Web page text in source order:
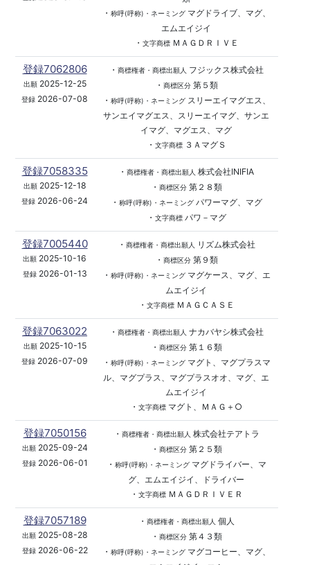
・ 称呼(呼称)・ネーミングマグドライブ、マグ、
エムエイジイ
・ 文字商標ＭＡＧＤＲＩＶＥ
登録7062806
出願2025-12-25
登録 2026-07-08
・ 商標権者・商標出願人
フジックス株式会社
・ 商標区分第５類
・ 称呼(呼称)・ネーミングスリーエイマグエス、
サンエイマグエス、スリーエイマグ、サンエ
イマグ、マグエス、マグ
・ 文字商標３ＡマグＳ
登録7058335
出願2025-12-18
登録 2026-06-24
・ 商標権者・商標出願人 株式会社INIFIA
・ 商標区分第２８類
・ 称呼(呼称)・ネーミングパワーマグ、マグ
・ 文字商標パワ－マグ
登録7005440
出願 2025-10-16
登録2026-01-13
・ 商標権者・商標出願人
リズム株式会社
・ 商標区分第９類
・ 称呼(呼称)・ネーミングマグケース、マグ、エ
ムエイジイ
・ 文字商標ＭＡＧＣＡＳＥ
登録7063022
出願2025-10-15
登録 2026-07-09
・ 商標権者・商標出願人 ナカバヤシ株式会社
・ 商標区分第１６類
・ 称呼(呼称)・ネーミングマグト、マグプラスマ
ル、マグプラス、マグプラスオオ、マグ、エ
ムエイジイ
・ 文字商標 マグト、ＭＡＧ＋○
登録7050156
出願2025-09-24
登録2026-06-01
・ 商標権者・商標出願人 株式会社テアトラ
・ 商標区分第２５類
・ 称呼(呼称)・ネーミングマグドライバー、マ
グ、エムエイジイ、ドライバー
・ 文字商標ＭＡＧＤＲＩＶＥＲ
登録7057189
出願2025-08-28
登録2026-06-22
・ 商標権者・商標出願人 個人
・ 商標区分第４３類
・ 称呼(呼称)・ネーミングマグコーヒー、マグ、